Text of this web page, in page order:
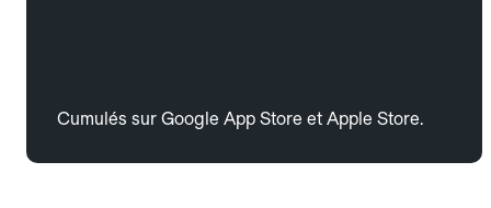
Cumulés sur Google App Store et Apple Store.